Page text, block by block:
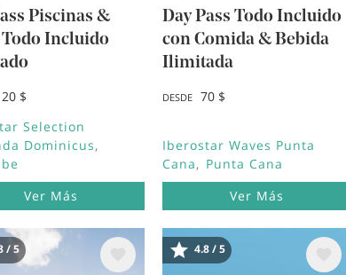
Piscinas &
Todo Incluido
$
Selection
Dominicus
Ver Más
Day Pass Todo Incluido
con Comida & Bebida
Ilimitada
DESDE 70 $
Iberostar Waves Punta
Cana
Punta Cana
Ver Más
/ 5
Image
4.8 / 5